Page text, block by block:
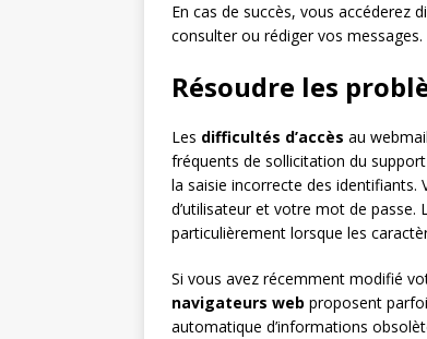
En cas de succès, vous
consulter ou rédiger vos messages.
Résoudre les
Les difficultés d’accès au
fréquents de sollicitation du
la saisie incorrecte des identifiants.
d’utilisateur et votre mot de passe.
particulièrement lorsque les
Si vous avez récemment modifié
navigateurs web proposent
automatique d’informations